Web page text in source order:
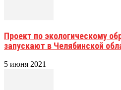
Проект по экологическому
запускают в Челябинской
5 июня 2021